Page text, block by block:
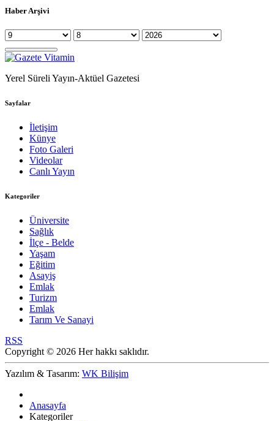
Haber Arşivi
Yerel Süreli Yayın-Aktüel Gazetesi
Sayfalar
İletişim
Künye
Foto Galeri
Videolar
Canlı Yayın
Kategoriler
Üniversite
Sağlık
İlçe - Belde
Yaşam
Eğitim
Asayiş
Emlak
Turizm
Emlak
Tarım Ve Sanayi
RSS
Copyright © 2026 Her hakkı saklıdır.
Yazılım & Tasarım: WK Bilişim
Anasayfa
Kategoriler